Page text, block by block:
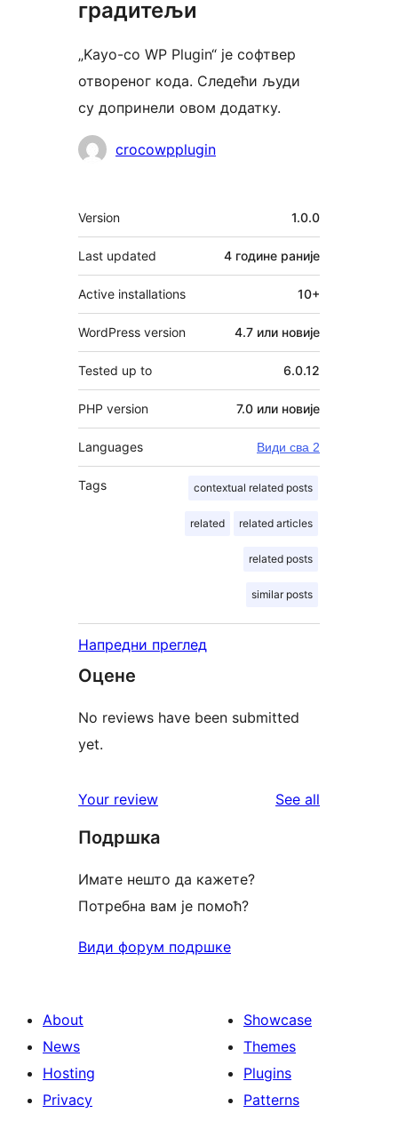
градитељи
„Kayo-co WP Plugin“ је софтвер
отвореног кода. Следећи људи
су допринели овом додатку.
Сараднициcrocowpplugin
Мета
Version 1.0.0
Last updated 4 године раније
Active installations 10+
WordPress version 4.7 или новије
Tested up to 6.0.12
PHP version 7.0 или новије
Languages Види сва 2
Tags contextual related posts
related related articles
related posts
similar posts
Напредни преглед
Оцене
No reviews have been submitted
yet.
Your review See all
Подршка
Имате нешто да кажете?
Потребна вам је помоћ?
Види форум подршке
About
News
Hosting
Privacy
Showcase
Themes
Plugins
Patterns